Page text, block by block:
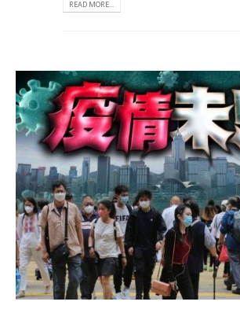
READ MORE...